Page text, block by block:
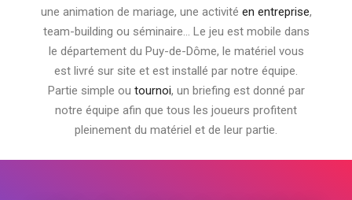
une animation de mariage, une activité en entreprise,
team-building ou séminaire… Le jeu est mobile dans
le département du Puy-de-Dôme, le matériel vous
est livré sur site et est installé par notre équipe.
Partie simple ou tournoi, un briefing est donné par
notre équipe afin que tous les joueurs profitent
pleinement du matériel et de leur partie.